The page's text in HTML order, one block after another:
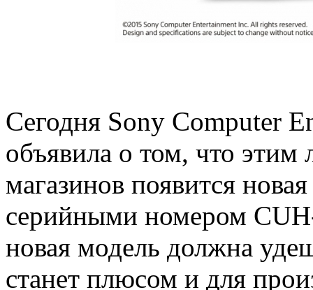
Сегодня Sony Computer
объявила о том, что этим
магазинов появится
серийными номером
новая модель должна
станет плюсом и для